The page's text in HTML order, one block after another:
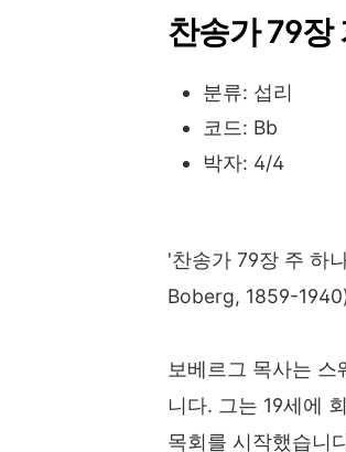
찬송가 79장
분류: 섭리
코드: Bb
박자: 4/4
'찬송가 79장 주 하
Boberg, 1859-
보베르그 목사는
니다. 그는 19세에
목회를 시작했습니